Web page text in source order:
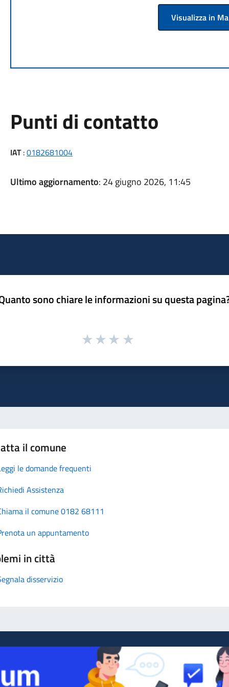
Visualizza in
Punti di contatto
IAT:0182681004
Ultimo aggiornamento: 24 giugno 2026, 11:45
sono chiare le informazioni su questa
il comune
le domande frequenti
Assistenza
il comune 0182 68111
un appuntamento
in città
disservizio